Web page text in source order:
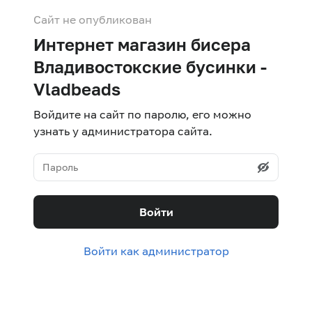
Сайт не опубликован
Интернет магазин бисера
Владивостокские бусинки -
Vladbeads
Войдите на сайт по паролю, его можно
узнать у администратора сайта.
Войти
Войти как администратор